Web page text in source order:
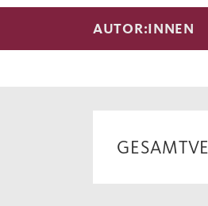
AUTOR:INNEN